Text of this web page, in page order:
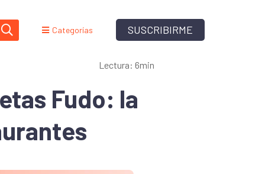
Categorías SUSCRIBIRME
Lectura: 6min
Fudo: la